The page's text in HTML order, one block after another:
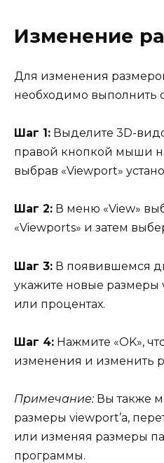
Изменение
Для изменения
необходимо выполнить
Шаг 1: Выделите 3D-
правой кнопкой мыши
выбрав «Viewport»
Шаг 2: В меню «View»
«Viewports» и затем
Шаг 3: В появившемся
укажите новые размеры
или процентах.
Шаг 4: Нажмите «OK»,
изменения и изменить
Примечание:Вы также
размеры viewport’а,
или изменяя размеры
программы.